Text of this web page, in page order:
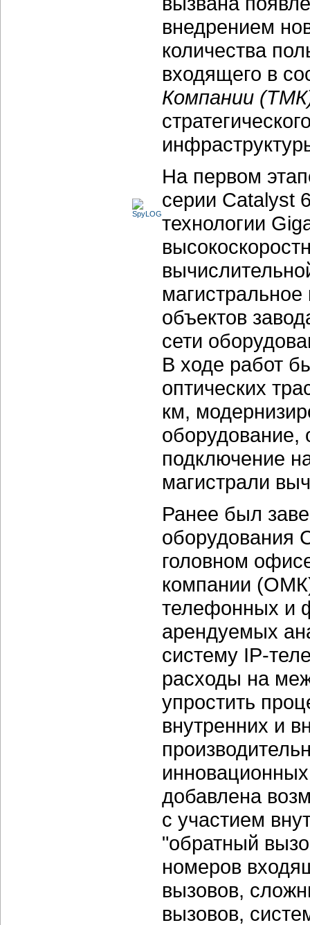
внедрением
количества
входящего в
Компании
На первом
серии Catalyst
технологии
объектов
сети
В ходе работ
оптических
км,
оборудование,
подключение
магистрали
Ранее был
оборудования
головном
компании
телефонных и
арендуемых
систему IP-
расходы на
упростить
внутренних и
добавлена
с участием
"обратный
номеров
вызовов,
вызовов,